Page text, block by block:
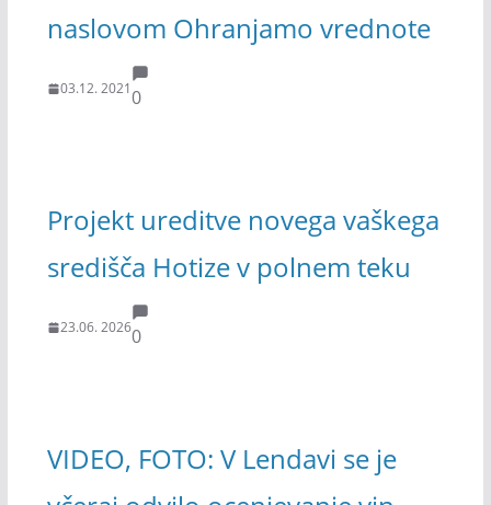
naslovom Ohranjamo vrednote
03.12. 20210
Projekt ureditve novega vaškega
središča Hotize v polnem teku
23.06. 20260
VIDEO, FOTO: V Lendavi se je